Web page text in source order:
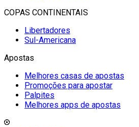
COPAS CONTINENTAIS
Libertadores
Sul-Americana
Apostas
Melhores casas de apostas
Promoções para apostar
Palpites
Melhores apps de apostas